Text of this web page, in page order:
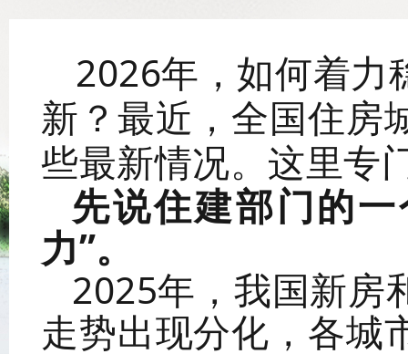
2026年，如何着力
新？最近，全国住房
些最新情况。这里专
先说住建部门的
力”。
2025年，我国新房
走势出现分化，各城